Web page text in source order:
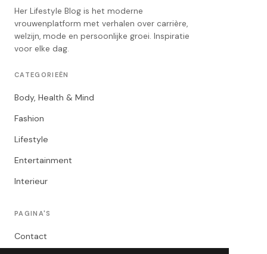
Her Lifestyle Blog is het moderne
vrouwenplatform met verhalen over carrière,
welzijn, mode en persoonlijke groei. Inspiratie
voor elke dag.
CATEGORIEËN
Body, Health & Mind
Fashion
Lifestyle
Entertainment
Interieur
PAGINA'S
Contact